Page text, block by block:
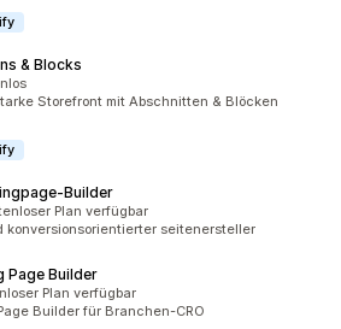
& Blocks
Storefront mit Abschnitten & Blöcken
insgesamtPlan verfügbar
konversionsorientierter seitenersteller
Page Builder
Plan verfügbar
Builder für Branchen-CRO